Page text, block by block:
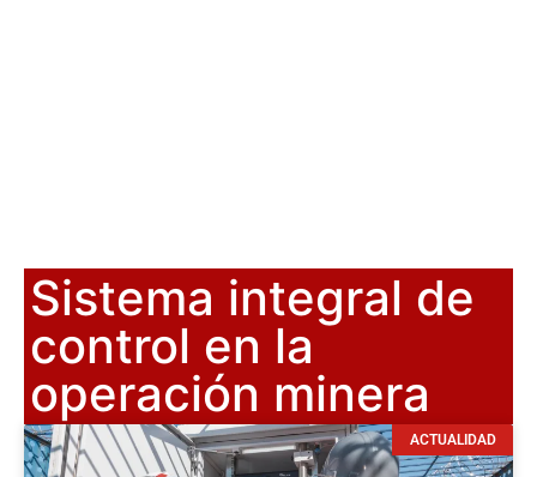
Sistema integral de
control en la
operación minera
ACTUALIDAD